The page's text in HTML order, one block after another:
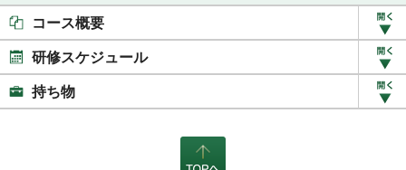
コース概要
研修スケジュール
持ち物